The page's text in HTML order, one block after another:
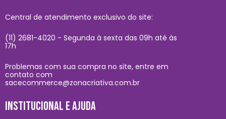
Central de atendimento exclusivo do site:
(11) 2681-4020 - Segunda à sexta das 09h até às
17h
Problemas com sua compra no site, entre em
contato com
sacecommerce@zonacriativa.com.br
INSTITUCIONAL E AJUDA